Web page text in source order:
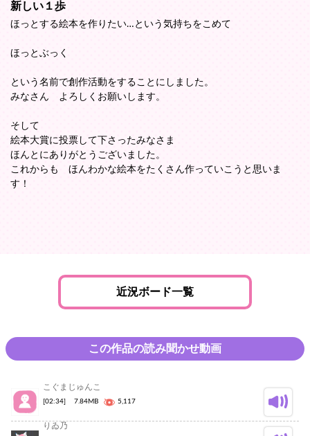
新しい１歩
ほっとする絵本を作りたい…という気持ちをこめて
ほっとぶっく
という名前で創作活動をすることにしました。
みなさん よろしくお願いします。
そして
絵本大賞に投票して下さったみなさま
ほんとにありがとうございました。
これからも ほんわかな絵本をたくさん作っていこうと思いま
す！
近況ボード一覧
この作品の読み聞かせ動画
こぐまじゅんこ
[02:34] 7.84MB 5,117
りゐ乃